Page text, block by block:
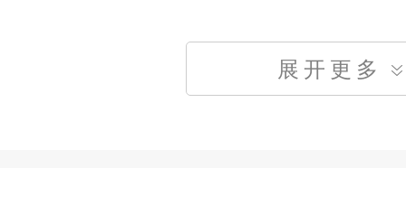
展开更多